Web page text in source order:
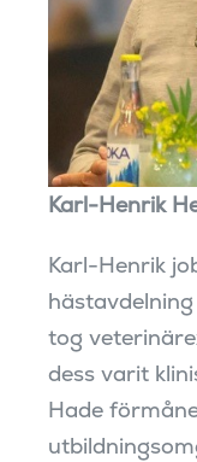
Karl-Henrik
Karl-Henrik
tog
dess varit
Hade